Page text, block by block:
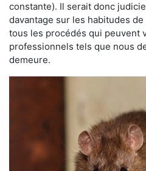
constante). Il serait donc
davantage sur les habitudes
tous les procédés qui peuvent
professionnels tels que nous
demeure.